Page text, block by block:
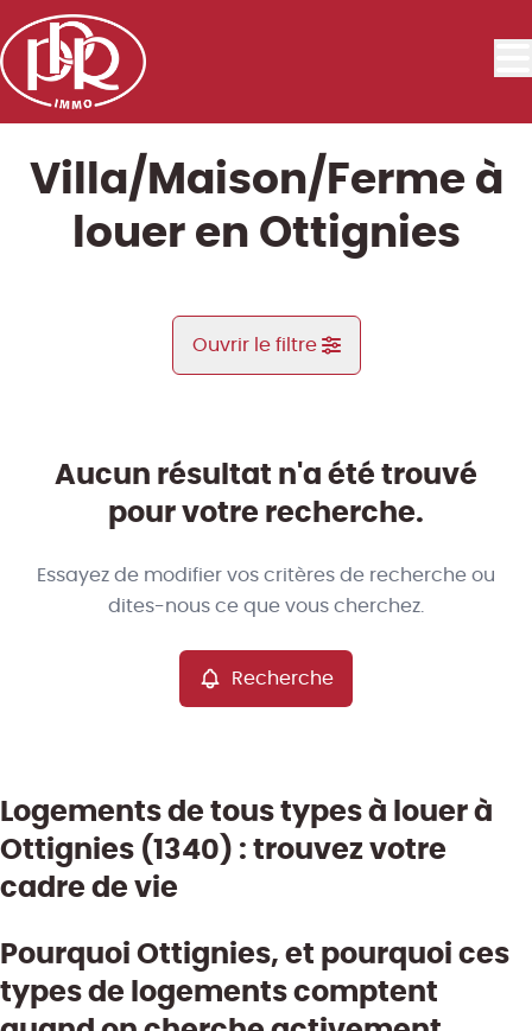
Aller au contenu principal
Villa/Maison/Ferme à
louer en Ottignies
Ouvrir le filtre
Ottignies (1340)
Remove
Villa/Maison/Ferme
Remove
Max. budget
Chercher
Vue de la carte
Recherche Trier par
Aucun résultat n'a été trouvé
pour votre recherche.
Essayez de modifier vos critères de recherche ou
dites-nous ce que vous cherchez.
Recherche
Logements de tous types à louer à
Ottignies (1340) : trouvez votre
cadre de vie
Pourquoi Ottignies, et pourquoi ces
types de logements comptent